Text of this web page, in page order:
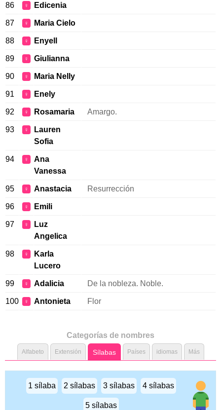
86 ♀ Edicenia
87 ♀ Maria Cielo
88 ♀ Enyell
89 ♀ Giulianna
90 ♀ Maria Nelly
91 ♀ Enely
92 ♀ Rosamaria Amargo.
93 ♀
Lauren
Sofia
94 ♀
Ana
Vanessa
95 ♀ Anastacia Resurrección
96 ♀ Emili
97 ♀
Luz
Angelica
98 ♀
Karla
Lucero
99 ♀ Adalicia De la nobleza. Noble.
100 ♀ Antonieta Flor
Categorías de nombres
Alfabeto Extensión Sílabas Países idiomas Más
1 sílaba 2 sílabas 3 sílabas 4 sílabas
5 sílabas